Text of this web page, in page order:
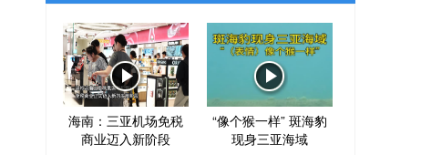
海南：三亚机场免税
商业迈入新阶段
“像个猴一样” 斑海豹
现身三亚海域